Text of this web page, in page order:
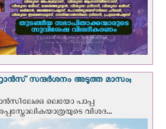
സന്ദര്‍ശനം അടുത്ത മാസം;
ലെയോ പാപ്പ
വിശദ...